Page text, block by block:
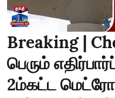
Breaking |
பெரும்
2ம்கட்ட மெட்ரோ